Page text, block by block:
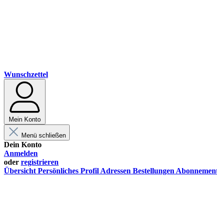
Wunschzettel
Mein Konto
Menü schließen
Dein Konto
Anmelden
oder registrieren
Übersicht Persönliches Profil Adressen Bestellungen